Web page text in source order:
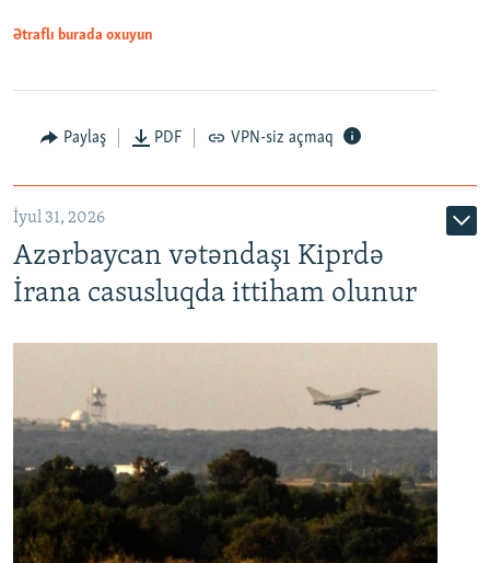
Ətraflı burada oxuyun
Paylaş PDF VPN-siz açmaq
İyul 31, 2026
Azərbaycan vətəndaşı Kiprdə
İrana casusluqda ittiham olunur